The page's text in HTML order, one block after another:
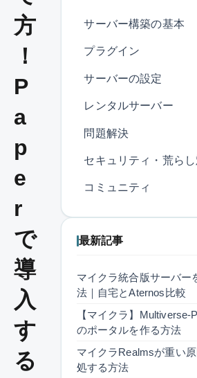
方
！
P
a
p
e
r
で
導
入
す
る
サーバー構築の基本
プラグイン
サーバーの設定
レンタルサーバー
問題解決
セキュリティ・荒ら
コミュニティ
最新記事
マイクラ統合版サーバー
法｜自宅とAternos比較
【マイクラ】Multiverse-
のポータルを作る方法
マイクラRealmsが重い
処する方法